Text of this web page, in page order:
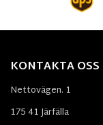
KONTAKTA OSS
Nettovägen. 1
175 41 Järfälla